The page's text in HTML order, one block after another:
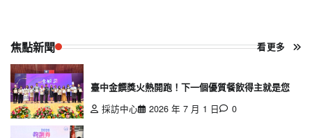
焦點新聞 看更多
臺中金饌獎火熱開跑！下一個優質餐飲得主就是您
採訪中心
2026 年 7 月 1 日 0